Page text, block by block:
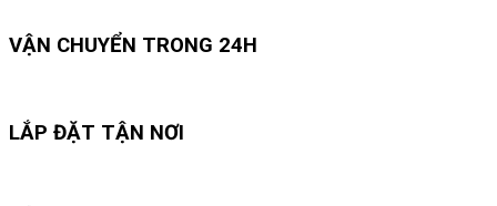
VẬN CHUYỂN TRONG 24H
LẮP ĐẶT TẬN NƠI